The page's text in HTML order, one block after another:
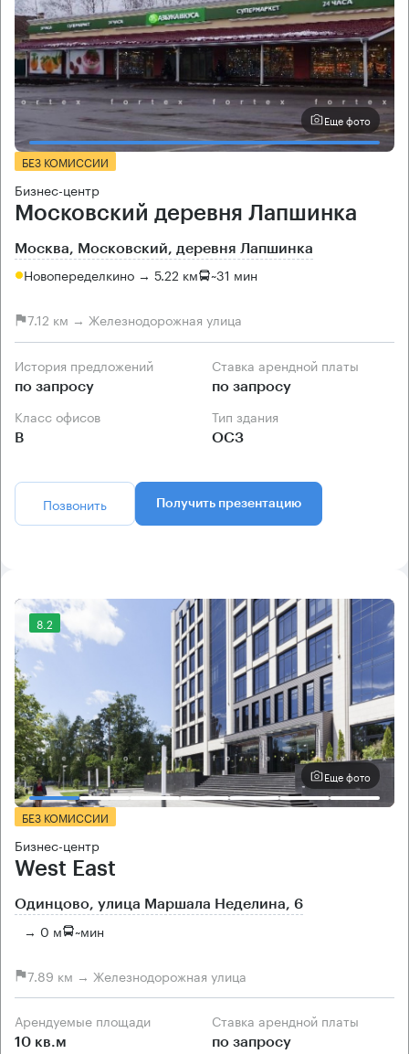
Еще фото
БЕЗ КОМИССИИ
Бизнес-центр
Московский деревня Лапшинка
Москва, Московский, деревня Лапшинка
Новопеределкино → 5.22 км ~31 мин
7.12 км → Железнодорожная улица
История предложений
по запросу
Ставка арендной платы
по запросу
Класс офисов
B
Тип здания
ОСЗ
Позвонить Получить презентацию
8.2
Еще фото
БЕЗ КОМИССИИ
Бизнес-центр
West East
Одинцово, улица Маршала Неделина, 6
→ 0 м ~мин
7.89 км → Железнодорожная улица
Арендуемые площади
10 кв.м
Ставка арендной платы
по запросу